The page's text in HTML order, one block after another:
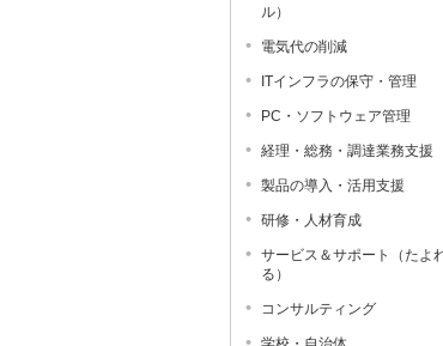
ル）
電気代の削減
ITインフラの保守・管理
PC・ソフトウェア管理
経理・総務・調達業務支援
製品の導入・活用支援
研修・人材育成
サービス＆サポート（たよ
る）
コンサルティング